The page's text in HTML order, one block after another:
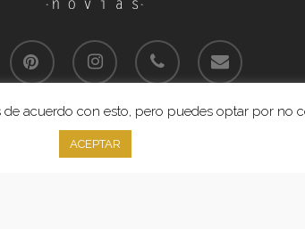
pinterest instagram phone email
Legaly Política de Privacidad
realizado por Grado Creativo
acuerdo con esto, pero puedes optar por no
ACEPTAR